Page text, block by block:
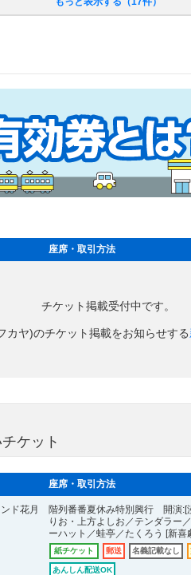
座席・取引方法
チケット掲載受付中です。
カヤ)のチケット掲載をお知らせする
ケット
座席・取引方法
ド花月
階列番番夏休み特別興行 開演:[
りお・上方よしお／テンダラー
ーハット／蛙亭／たくろう [新喜
紙チケット 郵送 名義記載なし
あんしん配送OK